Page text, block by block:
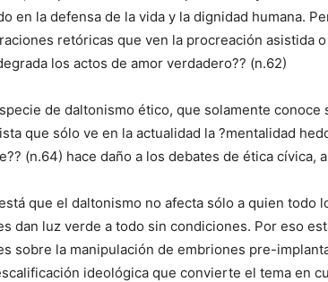
en la defensa de la vida y la dignidad humana.
retóricas que ven la procreación asistida
los actos de amor verdadero?? (n.62)
de daltonismo ético, que solamente
que sólo ve en la actualidad la ?mentalidad
(n.64) hace daño a los debates de ética cívica,
que el daltonismo no afecta sólo a quien todo
dan luz verde a todo sin condiciones. Por eso
sobre la manipulación de embriones pre-
ideológica que convierte el tema en